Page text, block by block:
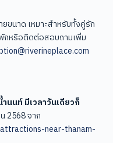
ขนาด เหมาะสำหรับทั้งคู่รัก
กหรือติดต่อสอบถามเพิ่ม
นนท์ มีเวลาวันเดียวก็
2568 จาก
near-thanam-